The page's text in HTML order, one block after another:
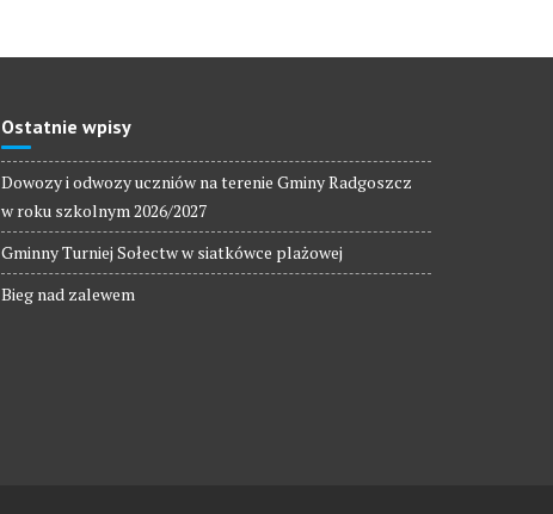
Ostatnie wpisy
Dowozy i odwozy uczniów na terenie Gminy Radgoszcz
w roku szkolnym 2026/2027
Gminny Turniej Sołectw w siatkówce plażowej
Bieg nad zalewem